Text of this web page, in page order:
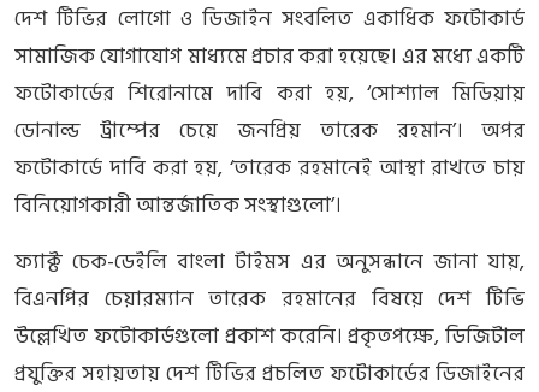
দেশ টিভির লোগো ও ডিজাইন সংবলিত একাধিক ফটোকার্ড
সামাজিক যোগাযোগ মাধ্যমে প্রচার করা হয়েছে। এর মধ্যে একটি
ফটোকার্ডের শিরোনামে দাবি করা হয়, ‘সোশ্যাল মিডিয়ায়
ডোনাল্ড ট্রাম্পের চেয়ে জনপ্রিয় তারেক রহমান’। অপর
ফটোকার্ডে দাবি করা হয়, ‘তারেক রহমানেই আস্থা রাখতে চায়
বিনিয়োগকারী আন্তর্জাতিক সংস্থাগুলো’।
ফ্যাক্ট চেক-ডেইলি বাংলা টাইমস এর অনুসন্ধানে জানা যায়,
বিএনপির চেয়ারম্যান তারেক রহমানের বিষয়ে দেশ টিভি
উল্লেখিত ফটোকার্ডগুলো প্রকাশ করেনি। প্রকৃতপক্ষে, ডিজিটাল
প্রযুক্তির সহায়তায় দেশ টিভির প্রচলিত ফটোকার্ডের ডিজাইনের